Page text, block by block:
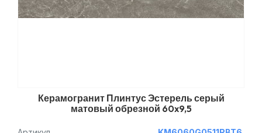
Керамогранит Плинтус Эстерель серый
матовый обрезной 60x9,5